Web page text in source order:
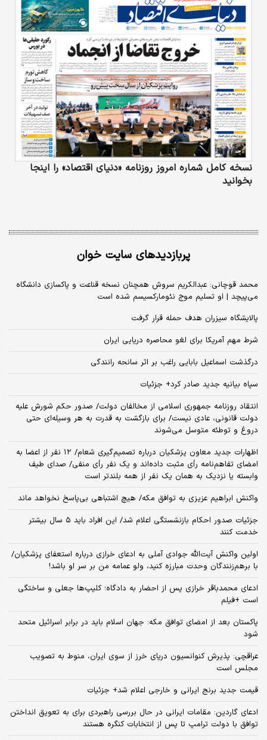
نسخه کامل شماره امروز روزنامه «دنیای‌ اقتصاد» را اینجا
بخوانید
پربازدیدهای سایت خوان
محمد قوچانی: عبدالکریم سروش همچنان نسخه قناعت و پاکسازی دانشگاه
می‌پیچد | او تسلیم موج نئومارکسیسم شده است
پالایشگاه سیزران هدف حمله قرار گرفت
شرط مهم آمریکا برای لغو محاصره دریایی ایران
درگذشت اسماعیل بابایی راغب بر اثر سانحه رانندگی
سپاه بیانیه جدید صادر کرد+ جزئیات
انتقاد روزنامه جمهوری اسلامی از مخالفان دولت/ صدور حکم شورش علیه
دولت قانونی، عادی نیست/ برای بازگشت به قدرت به هر وسیله‌ای حتی
دروغ و توطئه متوسل می‌شوند
اظهارات جدید معاون پزشکیان درباره تصمیم‌گیری شعام/ ۱۲ نفر از اعضا به
امضای تفاهم‌نامه رأی مثبت داده‌اند و یک نفر رأی منفی/ صدای طیف
وابسته یا نزدیک به همان یک نفر از همه بلندتر است
واکنش ابراهیم عزیزی به توافق مکه/ هیچ اشتباهی بی‌پاسخ نخواهد ماند
جزئیات صدور احکام بازنشستگی اعلام شد/ این افراد باید ۵ سال بیشتر
خدمت کنند
اولین واکنش آیت‌الله جوادی آملی به ادعای خرازی درباره استعفای پزشکیان/
با برهم‌زنندگان وحدت مبارزه کنید، ولو عمامه من بر سر او باشد!
ادعای محمدباقر خرازی پس از احضار به دادگاه؛ کلیپ‌ها جعلی و ساختگی
است +فیلم
پاکستان بعد از امضای توافق مکه: جهان اسلام باید در برابر اسرائیل متحد
شود
عراقچی: پذیرش کنوانسیون دریای خرز از سوی ایران، منوط به تصویب
مجلس است
قیمت جدید برنج ایرانی و خارجی اعلام شد+ جزئیات
ادعای گاردین: مقامات ایرانی در حال بررسی راهبردی برای به تعویق انداختن
توافق با دولت ترامپ تا پس از انتخابات کنگره هستند